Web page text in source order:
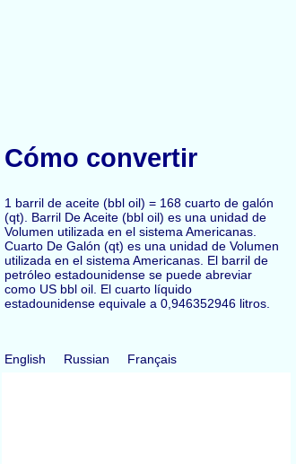
Cómo convertir
1 barril de aceite (bbl oil) = 168 cuarto de galón
(qt). Barril De Aceite (bbl oil) es una unidad de
Volumen utilizada en el sistema Americanas.
Cuarto De Galón (qt) es una unidad de Volumen
utilizada en el sistema Americanas. El barril de
petróleo estadounidense se puede abreviar
como US bbl oil. El cuarto líquido
estadounidense equivale a 0,946352946 litros.
English Russian Français